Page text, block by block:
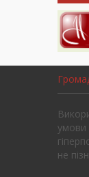
умови
не